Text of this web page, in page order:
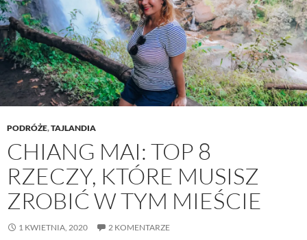
PODRÓŻE,TAJLANDIA
CHIANG MAI: TOP 8
RZECZY, KTÓRE MUSISZ
ZROBIĆ W TYM MIEŚCIE
1 KWIETNIA, 2020 2 KOMENTARZE